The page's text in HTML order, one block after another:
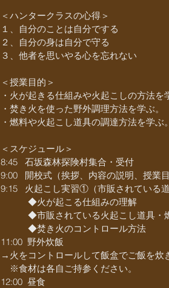
＜ハンタークラスの心得＞
１、自分のことは自分でする
２、自分の身は自分で守る
３、他者を思いやる心を忘れない
＜授業目的＞
・火が起きる仕組みや火起こしの方法を
・焚き火を使った野外調理方法を学ぶ。
・燃料や火起こし道具の調達方法を学ぶ。
＜スケジュール＞
8:45   石坂森林探険村集合・受付
9:00   開校式（挨拶、内容の説明、授業
9:15   火起こし実習①（市販されている
◆火が起こる仕組みの理解
◆市販されている火起こし道具・燃
◆焚き火のコントロール方法
11:00  野外炊飯
→火をコントロールして飯盒でご飯を炊
※食材は各自ご持参ください。
12:00  昼食